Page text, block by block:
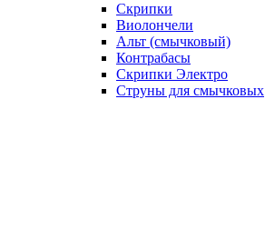
Скрипки
Виолончели
Альт (смычковый)
Контрабасы
Скрипки Электро
Струны для смычковых